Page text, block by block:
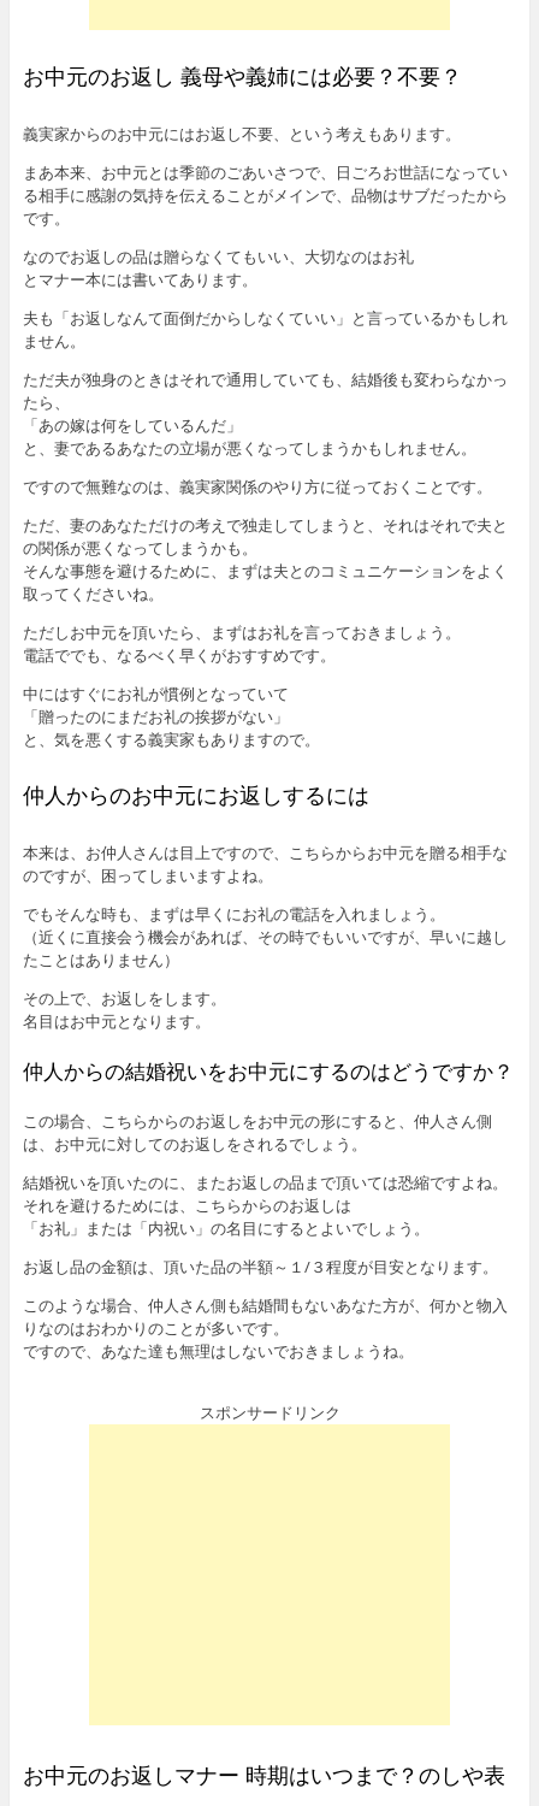
お中元のお返し 義母や義姉には必要？不要？
義実家からのお中元にはお返し不要、という考えもあります。
まあ本来、お中元とは季節のごあいさつで、日ごろお世話になってい
る相手に感謝の気持を伝えることがメインで、品物はサブだったから
です。
なのでお返しの品は贈らなくてもいい、大切なのはお礼
とマナー本には書いてあります。
夫も「お返しなんて面倒だからしなくていい」と言っているかもしれ
ません。
ただ夫が独身のときはそれで通用していても、結婚後も変わらなかっ
たら、
「あの嫁は何をしているんだ」
と、妻であるあなたの立場が悪くなってしまうかもしれません。
ですので無難なのは、義実家関係のやり方に従っておくことです。
ただ、妻のあなただけの考えで独走してしまうと、それはそれで夫と
の関係が悪くなってしまうかも。
そんな事態を避けるために、まずは夫とのコミュニケーションをよく
取ってくださいね。
ただしお中元を頂いたら、まずはお礼を言っておきましょう。
電話ででも、なるべく早くがおすすめです。
中にはすぐにお礼が慣例となっていて
「贈ったのにまだお礼の挨拶がない」
と、気を悪くする義実家もありますので。
仲人からのお中元にお返しするには
本来は、お仲人さんは目上ですので、こちらからお中元を贈る相手な
のですが、困ってしまいますよね。
でもそんな時も、まずは早くにお礼の電話を入れましょう。
（近くに直接会う機会があれば、その時でもいいですが、早いに越し
たことはありません）
その上で、お返しをします。
名目はお中元となります。
仲人からの結婚祝いをお中元にするのはどうですか？
この場合、こちらからのお返しをお中元の形にすると、仲人さん側
は、お中元に対してのお返しをされるでしょう。
結婚祝いを頂いたのに、またお返しの品まで頂いては恐縮ですよね。
それを避けるためには、こちらからのお返しは
「お礼」または「内祝い」の名目にするとよいでしょう。
お返し品の金額は、頂いた品の半額～１/３程度が目安となります。
このような場合、仲人さん側も結婚間もないあなた方が、何かと物入
りなのはおわかりのことが多いです。
ですので、あなた達も無理はしないでおきましょうね。
スポンサードリンク
お中元のお返しマナー 時期はいつまで？のしや表